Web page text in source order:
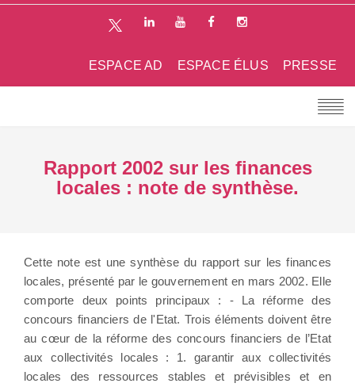
PRESSE
ESPACE ÉLUS
ESPACE AD
Rapport 2002 sur les finances
locales : note de synthèse.
Cette note est une synthèse du rapport sur les finances
locales, présenté par le gouvernement en mars 2002. Elle
comporte deux points principaux : - La réforme des
concours financiers de l'Etat. Trois éléments doivent être
au cœur de la réforme des concours financiers de l’Etat
aux collectivités locales : 1. garantir aux collectivités
locales des ressources stables et prévisibles et en